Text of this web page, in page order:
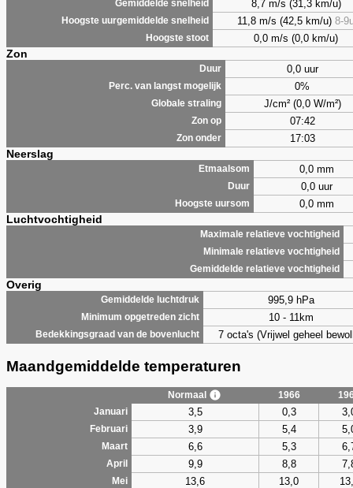
Gemiddelde snelheid 8,7 m/s (31,3 km/u)
Hoogste uurgemiddelde snelheid 11,8 m/s (42,5 km/u) 8-
Hoogste stoot 0,0 m/s (0,0 km/u)
Zon
Duur 0,0 uur
Perc. van langst mogelijk 0%
Globale straling J/cm² (0,0 W/m²)
Zon op 07:42
Zon onder 17:03
Neerslag
Etmaalsom 0,0 mm
Duur 0,0 uur
Hoogste uursom 0,0 mm
Luchtvochtigheid
Maximale relatieve vochtigheid
Minimale relatieve vochtigheid
Gemiddelde relatieve vochtigheid
Overig
Gemiddelde luchtdruk 995,9 hPa
Minimum opgetreden zicht 10 - 11km
Bedekkingsgraad van de bovenlucht 7 octa's (Vrijwel geheel
Maandgemiddelde temperaturen
Normaal 1966
Januari
3,5 0,3
Februari 3,9 5,4
Maart 6,6 5,3
April 9,9 8,8
Mei 13,6 13,0